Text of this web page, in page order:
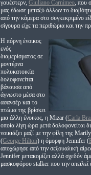
γουέστερν, Giuliano Carnimeo, που
μας έδωσε μεταξύ άλλων το
από την κάμερα στο συγκεκριμένο
σίγουρα είχε τα περιθώρια και την
Η πόρνη ένοικος
ενός
διαμερίσματος σε
μοντέρνα
πολυκατοικία
δολοφονείται
βάναυσα από
άγνωστο μέσα στο
ασανσέρ και το
πτώμα της βρίσκει
μια άλλη ένοικος, η Mizar (Carla
οποία λίγη ώρα μετά δολοφονείται
νοικιάζει μαζί με την φίλη της
(George Hilton) η όμορφη Jennifer (
αποχώρησε από την σεξουαλική
Jennifer μετακομίζει αλλά σχεδόν
μασκοφόρου stalker που την απειλεί